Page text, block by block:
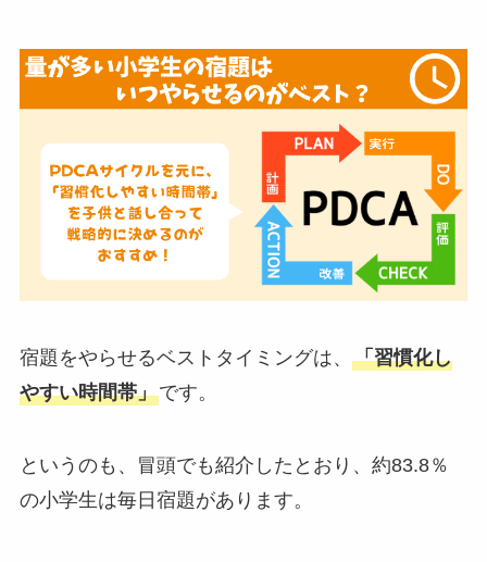
宿題をやらせるベストタイミングは、 「習慣化し
やすい時間帯」です。
というのも、冒頭でも紹介したとおり、約83.8％
の小学生は毎日宿題があります。